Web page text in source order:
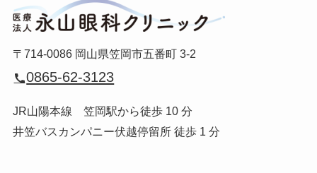
〒714-0086 岡山県笠岡市五番町 3-2
0865-62-3123
JR山陽本線 笠岡駅から徒歩 10 分
井笠バスカンパニー伏越停留所 徒歩 1 分